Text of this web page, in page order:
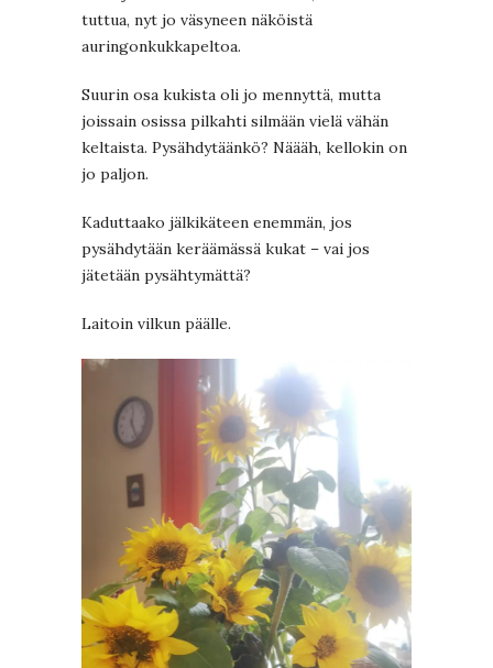
tuttua, nyt jo väsyneen näköistä
auringonkukkapeltoa.
Suurin osa kukista oli jo mennyttä, mutta
joissain osissa pilkahti silmään vielä vähän
keltaista. Pysähdytäänkö? Näääh, kellokin on
jo paljon.
Kaduttaako jälkikäteen enemmän, jos
pysähdytään keräämässä kukat – vai jos
jätetään pysähtymättä?
Laitoin vilkun päälle.